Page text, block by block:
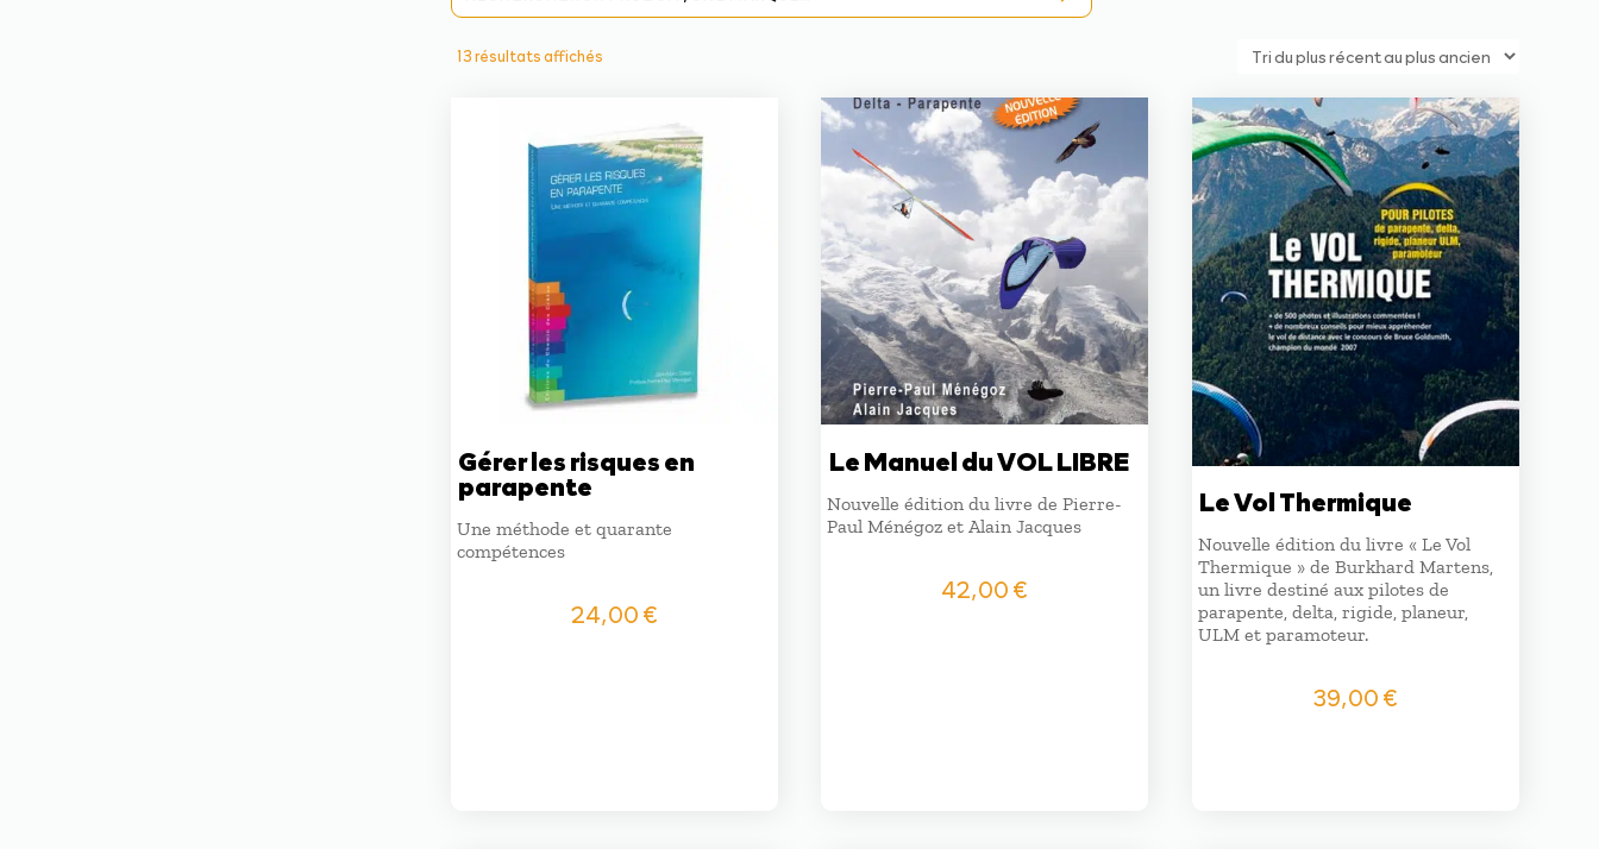
13 résultats affichésTrié
au
plus
ancien
Gérer les risques en
parapente
Une méthode et quarante
compétences
24,00€
Le Manuel du VOL LIBRE
Nouvelle édition du livre de Pierre-
Paul Ménégoz et Alain Jacques
42,00€
Le Vol Thermique
Nouvelle édition du livre « Le Vol
Thermique » de Burkhard Martens,
un livre destiné aux pilotes de
parapente, delta, rigide, planeur,
ULM et paramoteur.
39,00€